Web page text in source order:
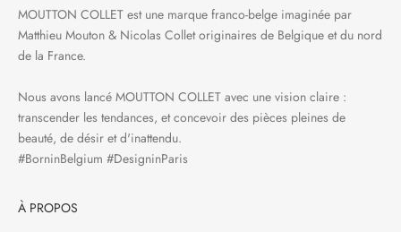
MOUTTON COLLET est une marque franco-belge imaginée par
Matthieu Mouton & Nicolas Collet originaires de Belgique et du nord
de la France.
Nous avons lancé MOUTTON COLLET avec une vision claire :
transcender les tendances, et concevoir des pièces pleines de
beauté, de désir et d'inattendu.
#BorninBelgium #DesigninParis
À PROPOS